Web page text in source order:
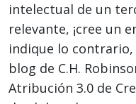
intelectual de un
relevante, ¡cree un
indique lo contrario,
blog de C.H.
Atribución 3.0 de